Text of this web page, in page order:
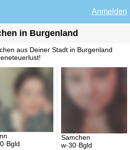
Anmelden
in Burgenland
aus Deiner Stadt in Burgenland
Samchen
w·30·Bgld